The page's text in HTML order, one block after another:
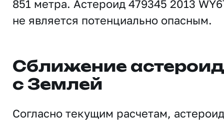
851 метра. Астероид 479345 2013
не является потенциально опасным.
Сближение
с Землей
Согласно текущим расчетам, астероид